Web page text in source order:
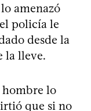
amenazó
policía le
desde la
la lleve.
hombre lo
que si no